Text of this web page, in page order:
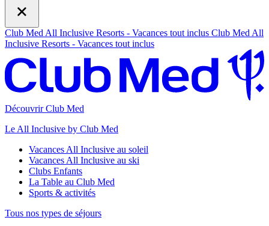
Club Med All Inclusive Resorts - Vacances tout inclus Club Med All
Inclusive Resorts - Vacances tout inclus
Découvrir Club Med
Le All Inclusive by Club Med
Vacances All Inclusive au soleil
Vacances All Inclusive au ski
Clubs Enfants
La Table au Club Med
Sports & activités
Tous nos types de séjours